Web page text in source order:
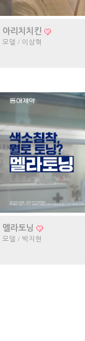
아리치치킨
모델 / 이상혁
멜라토닝
모델 / 박지현